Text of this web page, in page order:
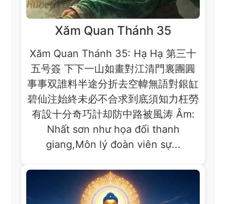
Xăm Quan Thánh 35
Xăm Quan Thánh 35: Hạ Hạ 第三十
五号簽 下下一山如畫對江清門裏團圓
事事双誰料半途分折去空幃無語對銀缸
碧仙注始終未必不合求到底須知力枉勞
有設十分奇巧計却防中路被風涛 Âm:
Nhất sơn như họa đối thanh
giang,Môn lý đoàn viên sự...